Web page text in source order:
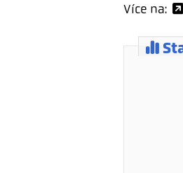
Více na: